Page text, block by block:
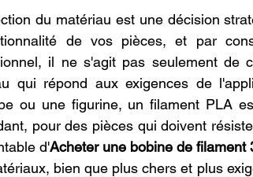
du matériau est une décision
de vos pièces, et par
il ne s'agit pas seulement de
qui répond aux exigences de
ou une figurine, un filament PLA
pour des pièces qui doivent
d'Acheter une bobine de filament
bien que plus chers et plus